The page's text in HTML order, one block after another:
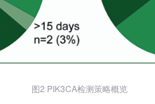
图2 PIK3CA检测策略概览